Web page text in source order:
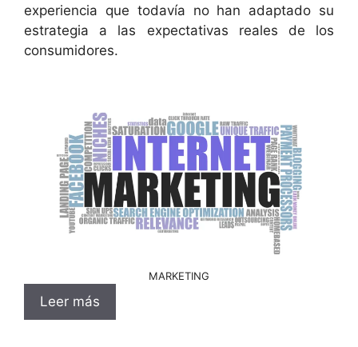
experiencia que todavía no han adaptado su
estrategia a las expectativas reales de los
consumidores.
MARKETING
Leer más